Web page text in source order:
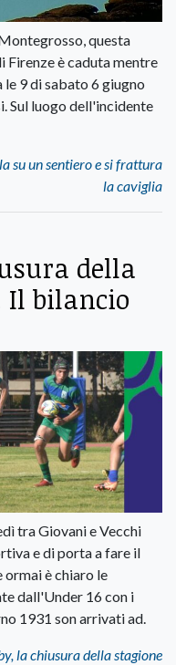
questa
Firenze è caduta mentre
le 9 di sabato 6 giugno
Sul luogo dell'incidente
su un sentiero e si frattura
la caviglia
della
Il bilancio
tra Giovani e Vecchi
e di porta a fare il
ormai è chiaro le
dall'Under 16 con i
1931 son arrivati ad.
la chiusura della stagione